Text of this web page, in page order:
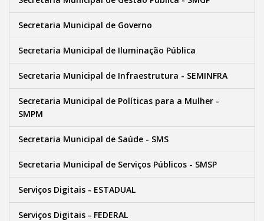
Secretaria Municipal de Governo
Secretaria Municipal de Iluminação Pública
Secretaria Municipal de Infraestrutura - SEMINFRA
Secretaria Municipal de Políticas para a Mulher -
SMPM
Secretaria Municipal de Saúde - SMS
Secretaria Municipal de Serviços Públicos - SMSP
Serviços Digitais - ESTADUAL
Serviços Digitais - FEDERAL